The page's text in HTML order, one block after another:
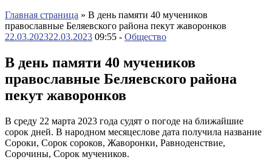
Главная страница » В день памяти 40 мучеников
православные Беляевского района пекут жаворонков
22.03.202322.03.2023 09:55 - Общество
В день памяти 40 мучеников
православные Беляевского района
пекут жаворонков
В среду 22 марта 2023 года судят о погоде на ближайшие
сорок дней. В народном месяцеслове дата получила название
Сороки, Сорок сороков, Жаворонки, Равноденствие,
Сорочины, Сорок мучеников.